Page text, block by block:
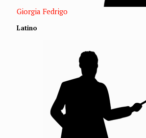
Giorgia Fedrigo
Latino